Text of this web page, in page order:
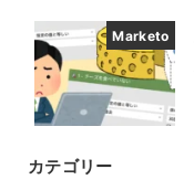
Marketo
カテゴリー